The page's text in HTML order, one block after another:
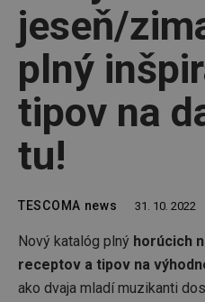
jeseň/
plný
tipov na
tu!
TESCOMA news 31. 10. 2022
Nový katalóg plný horúcich
receptov a tipov na
ako dvaja mladí muzikanti